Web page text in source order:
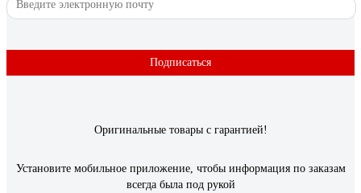
Подписаться
Оригинальные товары с гарантией!
Установите мобильное приложение, чтобы информация по заказам
всегда была под рукой